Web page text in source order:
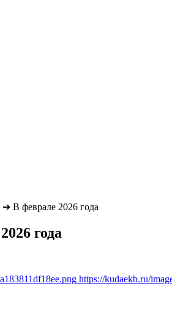
➔ В феврале 2026 года
года
https://kudaekb.ru/